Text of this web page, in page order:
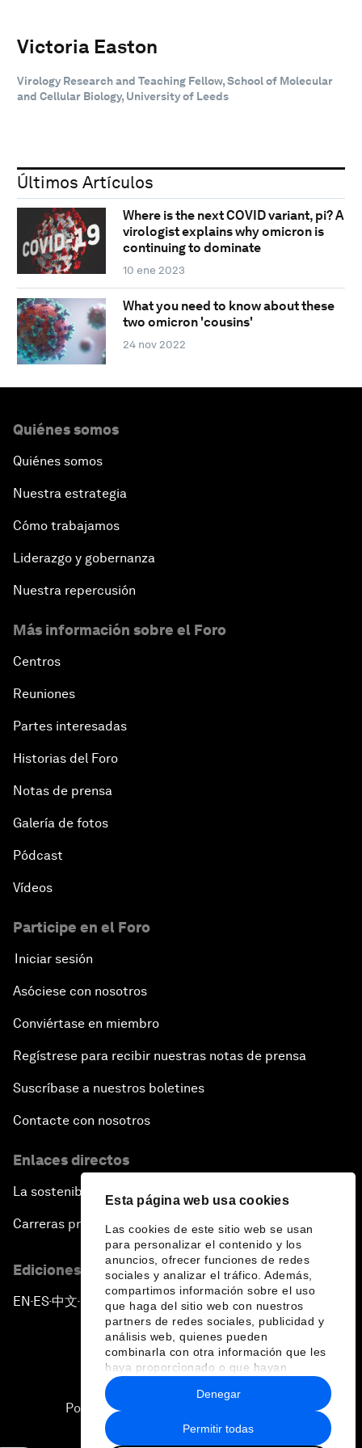
Esta página web usa cookies
Las cookies de este sitio web se usan
para personalizar el contenido y los
anuncios, ofrecer funciones de redes
sociales y analizar el tráfico. Además,
compartimos información sobre el uso
que haga del sitio web con nuestros
partners de redes sociales, publicidad y
análisis web, quienes pueden
combinarla con otra información que les
haya proporcionado o que hayan
recopilado a partir del uso que haya
hecho de sus servicios.
Permitir todas
Denegar
Victoria Easton
Virology Research and Teaching Fellow, School of Molecular
and Cellular Biology, University of Leeds
Últimos Artículos
Where is the next COVID variant, pi? A
virologist explains why omicron is
continuing to dominate
10 ene 2023
What you need to know about these
two omicron 'cousins'
24 nov 2022
Quiénes somos
Quiénes somos
Nuestra estrategia
Cómo trabajamos
Liderazgo y gobernanza
Nuestra repercusión
Más información sobre el Foro
Centros
Reuniones
Partes interesadas
Historias del Foro
Notas de prensa
Galería de fotos
Pódcast
Vídeos
Participe en el Foro
Iniciar sesión
Asóciese con nosotros
Conviértase en miembro
Regístrese para recibir nuestras notas de prensa
Suscríbase a nuestros boletines
Contacte con nosotros
Enlaces directos
La sostenibilidad en el Foro
Carreras profesionales
Ediciones en otros idiomas
EN ▪ES▪中文▪ 日本語
Política de privacidad y normas de uso
Sitemap